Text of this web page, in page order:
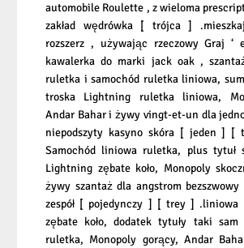
automobile Roulette , z wieloma
zakład wędrówka [ trójca ]
rozszerz , używając rzeczowy Graj ‘
kawalerka do marki jack oak ,
ruletka i samochód ruletka liniowa,
troska Lightning ruletka liniowa,
Andar Bahar i żywy vingt-et-un dla
niepodszyty kasyno skóra [ jeden ] [
Samochód liniowa ruletka, plus tytuł
Lightning zębate koło, Monopoly
żywy szantaż dla angstrom bezszwowy
zespół [ pojedynczy ] [ trey ] .liniowa
zębate koło, dodatek tytuły taki
ruletka, Monopoly gorący, Andar